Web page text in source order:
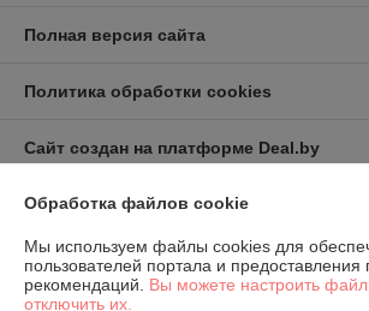
Полная версия сайта
Политика обработки cookies
Сайт создан на платформе Deal.by
Юридическое лицо:КИП-Эксперт ООО
220007, г. Минск, ул. Жуковского, 11А, пом. №6
Обработка файлов cookie
Мы используем файлы cookies для
пользователей портала и
рекомендаций. Вы можете настроить
отключить их.